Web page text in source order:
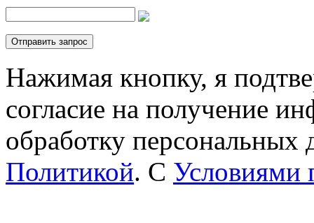
Нажимая кнопку, я
согласие на получение
обработку персональных
Политикой. С Условиями